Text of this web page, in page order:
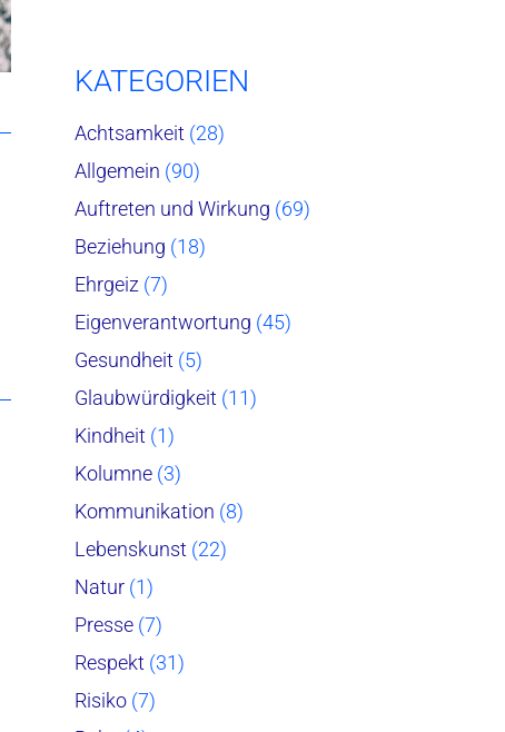
KATEGORIEN
Achtsamkeit (28)
Allgemein (90)
Auftreten und Wirkung (69)
Beziehung (18)
Ehrgeiz (7)
Eigenverantwortung (45)
Gesundheit (5)
Glaubwürdigkeit (11)
Kindheit (1)
Kolumne (3)
Kommunikation (8)
Lebenskunst (22)
Natur (1)
Presse (7)
Respekt (31)
Risiko (7)